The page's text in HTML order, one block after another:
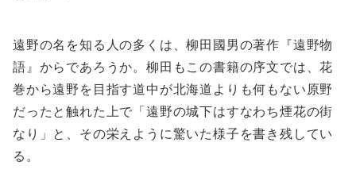
遠野の名を知る人の多くは、柳田國男の著作『遠野物
語』からであろうか。柳田もこの書籍の序文では、花
巻から遠野を目指す道中が北海道よりも何もない原野
だったと触れた上で「遠野の城下はすなわち煙花の街
なり」と、その栄えように驚いた様子を書き残してい
る。